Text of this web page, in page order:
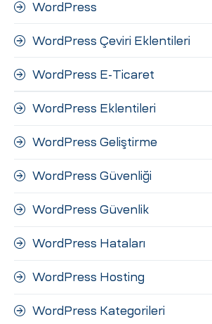
WordPress
WordPress Çeviri Eklentileri
WordPress E-Ticaret
WordPress Eklentileri
WordPress Geliştirme
WordPress Güvenliği
WordPress Güvenlik
WordPress Hataları
WordPress Hosting
WordPress Kategorileri